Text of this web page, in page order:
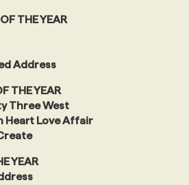
SUBVENTIONS
NOUS
THE YEAR
Address
THE YEAR
Three West
Heart Love Affair
YEAR